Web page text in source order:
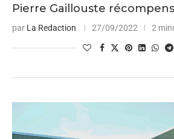
Pierre Gaillouste
par La Redaction 27/09/2022 2